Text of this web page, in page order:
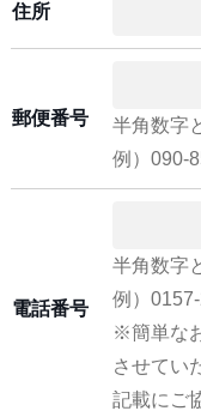
住所
郵便番号
半角数字
例）090-
電話番号
半角数字
例）
※簡単な
させてい
記載にご